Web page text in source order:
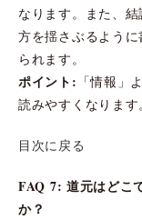
なります。また、
方を揺さぶるよう
られます。
ポイント: 「情報」
読みやすくなります
目次に戻る
FAQ 7: 道元はどこ
か？